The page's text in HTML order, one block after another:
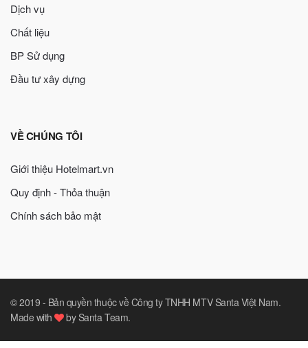
Dịch vụ
Chất liệu
BP Sử dụng
Đầu tư xây dựng
VỀ CHÚNG TÔI
Giới thiệu Hotelmart.vn
Quy định - Thỏa thuận
Chính sách bảo mật
© 2019 - Bản quyền thuộc về Công ty TNHH MTV Santa Việt Nam.
Made with
by Santa Team.